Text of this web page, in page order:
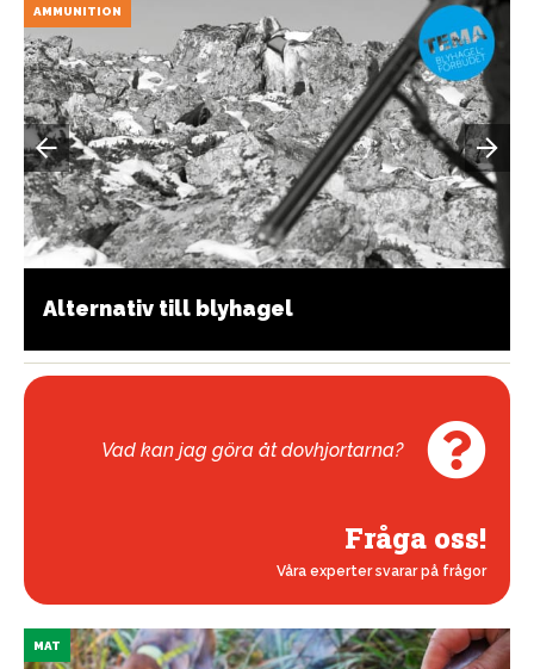
AMMUNITION
Alternativ till blyhagel
Vad kan jag göra åt dovhjortarna?
Fråga oss!
Våra experter svarar på frågor
MAT